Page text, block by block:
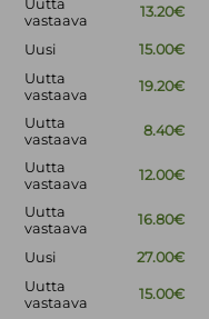
Uutta
vastaava
13.20€
Uusi 15.00€
Uutta
vastaava
19.20€
Uutta
vastaava
8.40€
Uutta
vastaava
12.00€
Uutta
vastaava
16.80€
Uusi 27.00€
Uutta
vastaava
15.00€